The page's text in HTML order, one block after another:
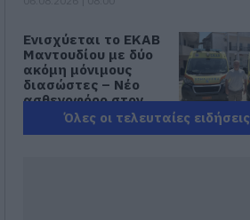
Ενισχύεται το ΕΚΑΒ
Μαντουδίου με δύο
ακόμη μόνιμους
διασώστες – Νέο
ασθενοφόρο στον
τομέα
05.08.2026 | 22:00
Όλες οι τελευταίες ειδήσεις